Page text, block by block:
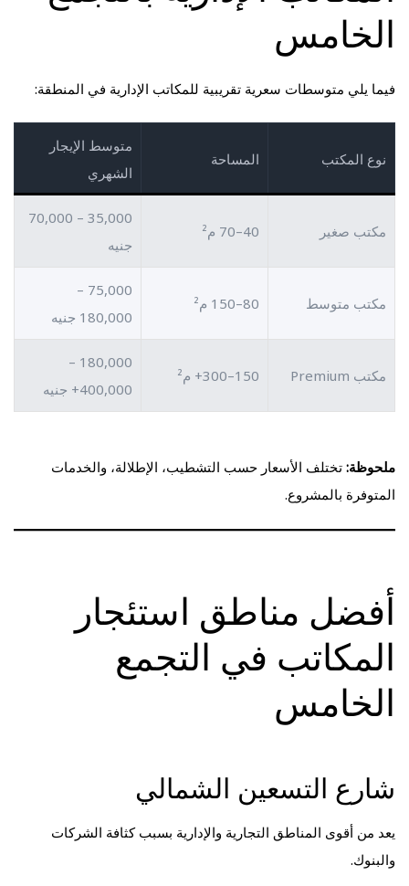
الخامس
فيما يلي متوسطات سعرية تقريبية للمكاتب الإدارية في المنطقة:
نوع المكتب المساحة
متوسط الإيجار
الشهري
مكتب صغير 40–70 م²
35,000 – 70,000
جنيه
مكتب متوسط 80–150 م²
75,000 –
180,000 جنيه
مكتب Premium 150–300+ م²
180,000 –
400,000+ جنيه
ملحوظة: تختلف الأسعار حسب التشطيب، الإطلالة، والخدمات
المتوفرة بالمشروع.
أفضل مناطق استئجار
المكاتب في التجمع
الخامس
شارع التسعين الشمالي
يعد من أقوى المناطق التجارية والإدارية بسبب كثافة الشركات
والبنوك.